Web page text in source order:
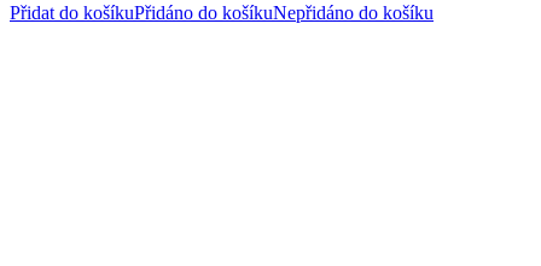
Přidat do košíkuPřidáno do košíkuNepřidáno do košíku